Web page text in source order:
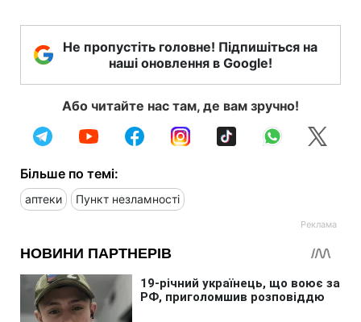
Не пропустіть головне! Підпишіться на
наші оновлення в Google!
Або читайте нас там, де вам зручно!
Більше по темі:
аптеки Пункт незламності